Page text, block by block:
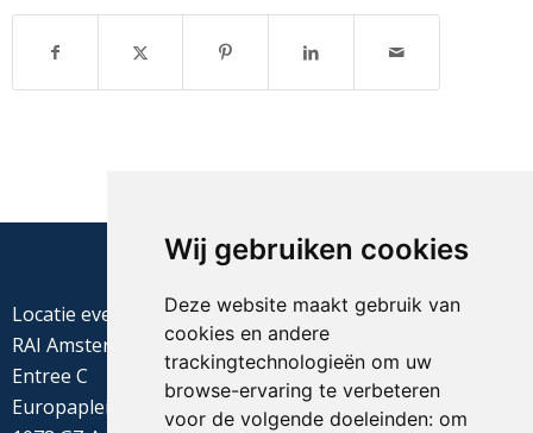
Wij gebruiken cookies
Deze website maakt gebruik van
cookies en andere
trackingtechnologieën om uw
browse-ervaring te verbeteren
voor de volgende doeleinden: om
Locatie evenement
RAI Amsterdam
Entree C
Europaplein 22